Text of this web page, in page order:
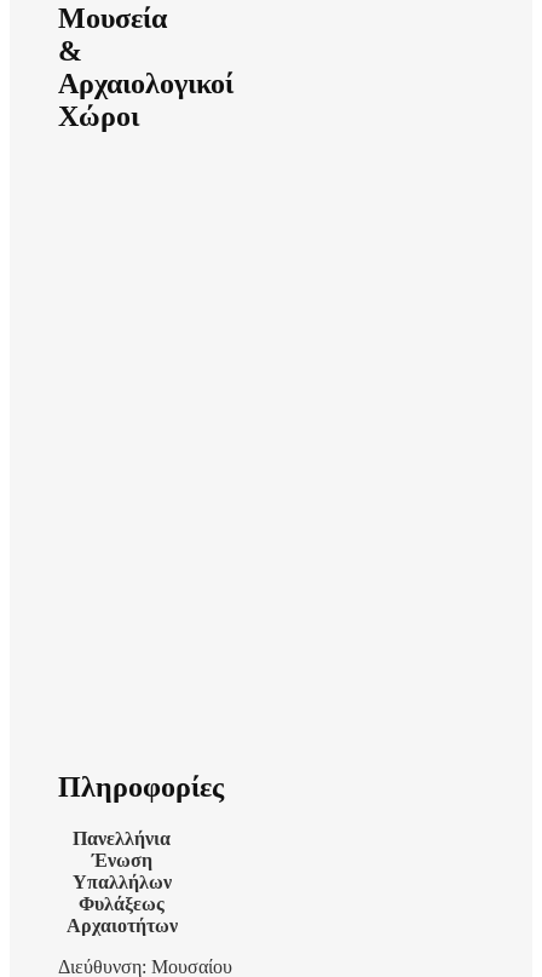
Μουσεία
&
Αρχαιολογικοί
Χώροι
Πληροφορίες
Πανελλήνια
Ένωση
Υπαλλήλων
Φυλάξεως
Αρχαιοτήτων
Διεύθυνση: Μουσαίου